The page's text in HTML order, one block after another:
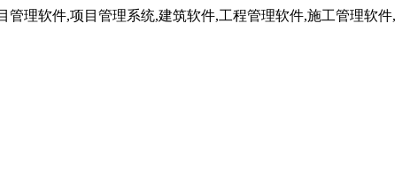
理软件,项目管理系统,建筑软件,工程管理软件,施工管理软件,